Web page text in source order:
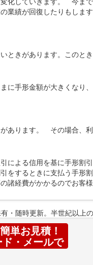
業績が回復したりもし
ときがあります。このと
に手形金額が大きくな
あります。 その場合、
による信用を基に手形割
をするときに支払う手形
諸経費がかかるのでお客
・随時更新。半世紀以上
単お見積！
・メールで